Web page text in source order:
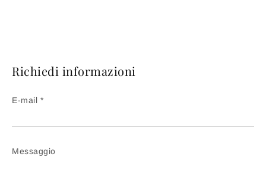
Richiedi informazioni
E-mail *
Messaggio